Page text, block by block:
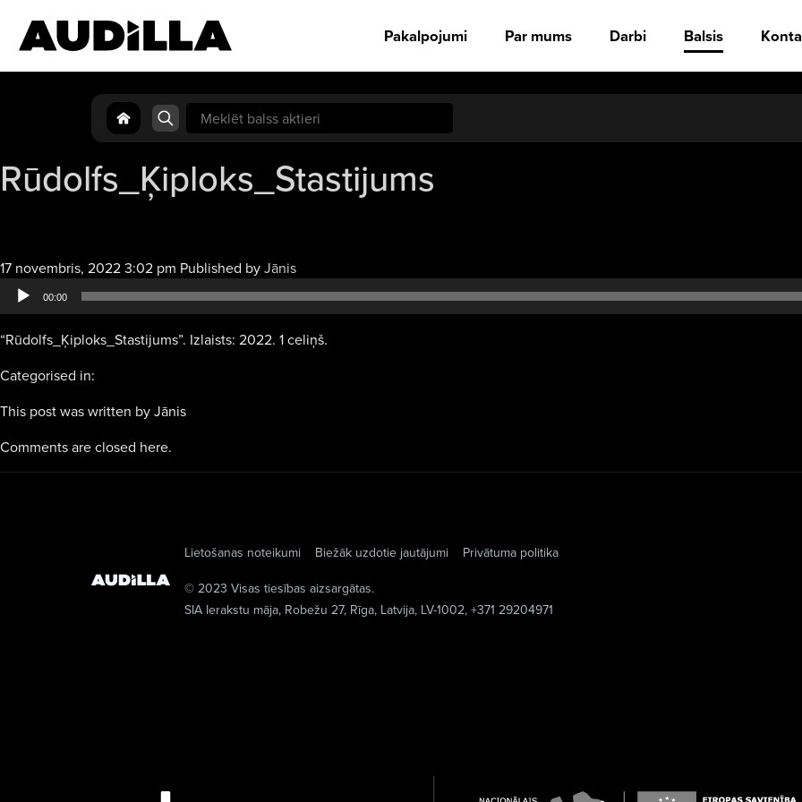
Pakalpojumi Par mums Darbi Balsis
Search
for:
Rūdolfs_Ķiploks_Stastijums
17 novembris, 2022 3:02 pm Published byJānisAudio
atskaņotājs
00:00
“Rūdolfs_Ķiploks_Stastijums”. Izlaists: 2022. 1 celiņš.
Categorised in:
This post was written by Jānis
Comments are closed here.
Lietošanas noteikumi Biežāk uzdotie jautājumi
Privātuma politika
© 2023 Visas tiesības aizsargātas.
SIA Ierakstu māja, Robežu 27, Rīga, Latvija, LV-1002, +371 29204971